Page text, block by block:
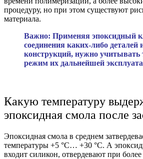
процедуру, но при этом существуют
материала.
Важно: Применяя эпоксидный
соединения каких-либо деталей
конструкций, нужно учитывать
режим их дальнейшей
Какую температуру
эпоксидная смола после
Эпоксидная смола в среднем
температуры +5 °C… +30 °C. А
входит силикон, отвердевают при